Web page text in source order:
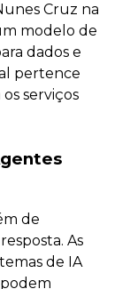
Cruz na
modelo de
dados e
pertence
serviços
de
As
de IA
podem